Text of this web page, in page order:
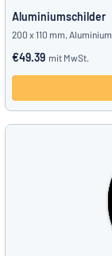
Aluminiumschilder
200 x 110 mm, Aluminium
€49.39 mit MwSt.